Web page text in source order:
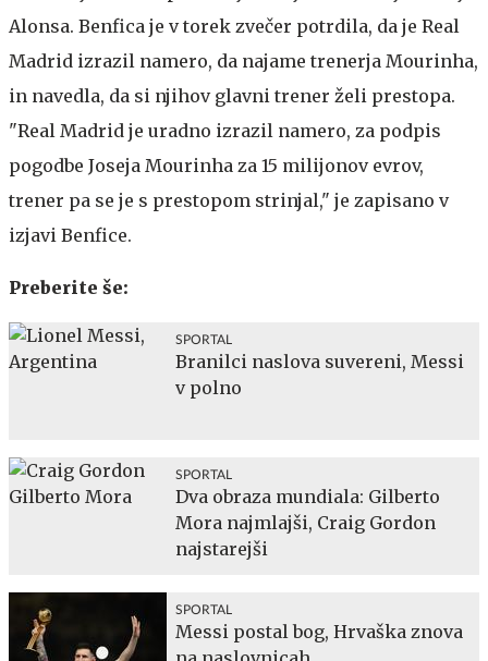
Alonsa. Benfica je v torek zvečer potrdila, da je Real
Madrid izrazil namero, da najame trenerja Mourinha,
in navedla, da si njihov glavni trener želi prestopa.
"Real Madrid je uradno izrazil namero, za podpis
pogodbe Joseja Mourinha za 15 milijonov evrov,
trener pa se je s prestopom strinjal," je zapisano v
izjavi Benfice.
Preberite še:
SPORTAL
Branilci naslova suvereni, Messi
v polno
SPORTAL
Dva obraza mundiala: Gilberto
Mora najmlajši, Craig Gordon
najstarejši
SPORTAL
Messi postal bog, Hrvaška znova